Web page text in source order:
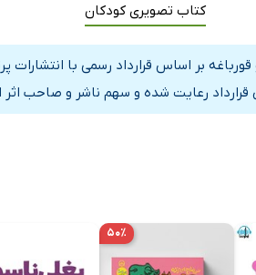
کتاب تصویری کودکان
بر اساس قرارداد رسمی با
قرارداد رعایت شده و سهم ناشر و صاحب
۵۰٪